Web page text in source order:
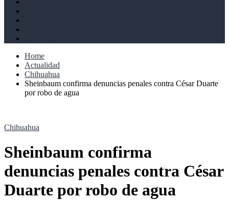
Home
Actualidad
Chihuahua
Sheinbaum confirma denuncias penales contra César Duarte
por robo de agua
Chihuahua
Sheinbaum confirma
denuncias penales contra César
Duarte por robo de agua